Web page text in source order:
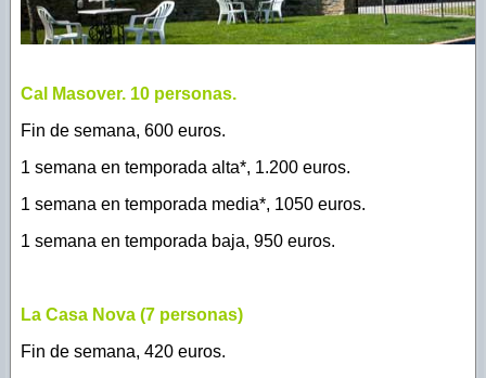
Cal Masover. 10 personas.
Fin de semana, 600 euros.
1 semana en temporada alta*, 1.200 euros.
1 semana en temporada media*, 1050 euros.
1 semana en temporada baja, 950 euros.
La Casa Nova (7 personas)
Fin de semana, 420 euros.